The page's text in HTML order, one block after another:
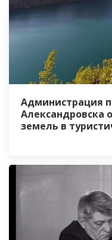
Администрация
Александровска
земель в